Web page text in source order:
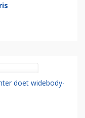
doet widebody-